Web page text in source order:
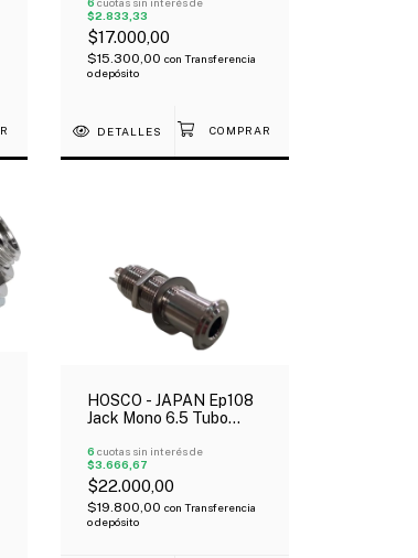
$2.833,33
$17.000,00
$15.300,00 con Transferencia
o depósito
DETALLES
HOSCO - JAPAN Ep108
Jack Mono 6.5 Tubo
Niquelado
6 cuotas sin interés de
$3.666,67
$22.000,00
$19.800,00 con Transferencia
o depósito